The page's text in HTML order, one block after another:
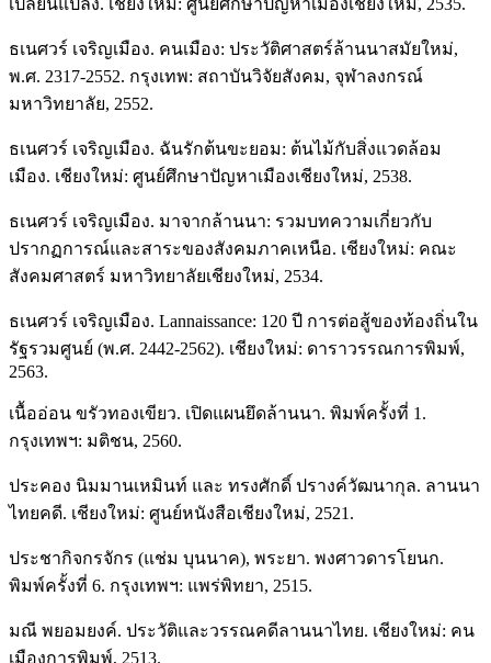
เปลี่ยนแปลง. เชียงใหม่: ศูนย์ศึกษาปัญหาเมืองเชียงใหม่, 2535.
ธเนศวร์ เจริญเมือง. คนเมือง: ประวัติศาสตร์ล้านนาสมัยใหม่,
พ.ศ. 2317-2552. กรุงเทพ: สถาบันวิจัยสังคม, จุฬาลงกรณ์
มหาวิทยาลัย, 2552.
ธเนศวร์ เจริญเมือง. ฉันรักต้นขะยอม: ต้นไม้กับสิ่งแวดล้อม
เมือง. เชียงใหม่: ศูนย์ศึกษาปัญหาเมืองเชียงใหม่, 2538.
ธเนศวร์ เจริญเมือง. มาจากล้านนา: รวมบทความเกี่ยวกับ
ปรากฏการณ์และสาระของสังคมภาคเหนือ. เชียงใหม่: คณะ
สังคมศาสตร์ มหาวิทยาลัยเชียงใหม่, 2534.
ธเนศวร์ เจริญเมือง. Lannaissance: 120 ปี การต่อสู้ของท้องถิ่นใน
รัฐรวมศูนย์ (พ.ศ. 2442-2562). เชียงใหม่: ดาราวรรณการพิมพ์,
2563.
เนื้ออ่อน ขรัวทองเขียว. เปิดแผนยึดล้านนา. พิมพ์ครั้งที่ 1.
กรุงเทพฯ: มติชน, 2560.
ประคอง นิมมานเหมินท์ และ ทรงศักดิ์ ปรางค์วัฒนากุล. ลานนา
ไทยคดี. เชียงใหม่: ศูนย์หนังสือเชียงใหม่, 2521.
ประชากิจกรจักร (แช่ม บุนนาค), พระยา. พงศาวดารโยนก.
พิมพ์ครั้งที่ 6. กรุงเทพฯ: แพร่พิทยา, 2515.
มณี พยอมยงค์. ประวัติและวรรณคดีลานนาไทย. เชียงใหม่: คน
เมืองการพิมพ์, 2513.